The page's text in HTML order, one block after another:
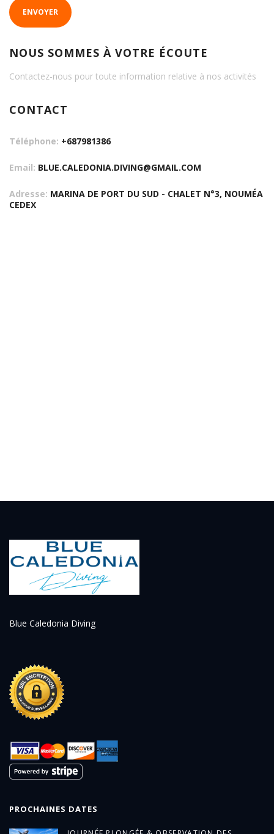
ENVOYER
NOUS SOMMES À VOTRE ÉCOUTE
Contactez-nous pour toute information relative à nos activités
CONTACT
Téléphone: +687981386
Email: BLUE.CALEDONIA.DIVING@GMAIL.COM
Adresse: MARINA DE PORT DU SUD - CHALET N°3, NOUMÉA
CEDEX
Blue Caledonia Diving
PROCHAINES DATES